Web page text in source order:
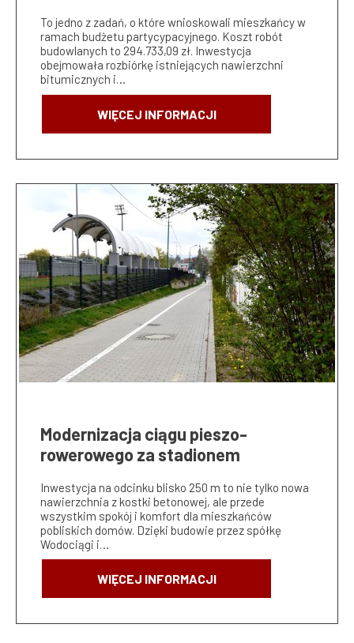
To jedno z zadań, o które wnioskowali mieszkańcy w
ramach budżetu partycypacyjnego. Koszt robót
budowlanych to 294.733,09 zł. Inwestycja
obejmowała rozbiórkę istniejących nawierzchni
bitumicznych i…
WIĘCEJ INFORMACJI
Modernizacja ciągu pieszo-
rowerowego za stadionem
Inwestycja na odcinku blisko 250 m to nie tylko nowa
nawierzchnia z kostki betonowej, ale przede
wszystkim spokój i komfort dla mieszkańców
pobliskich domów. Dzięki budowie przez spółkę
Wodociągi i…
WIĘCEJ INFORMACJI